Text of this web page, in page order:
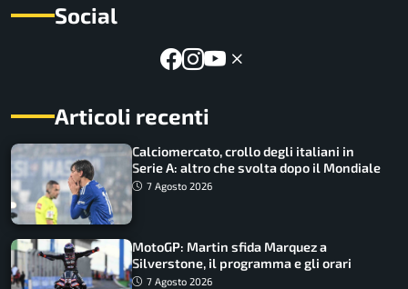
Social
Articoli recenti
Calciomercato, crollo degli italiani in
Serie A: altro che svolta dopo il Mondiale
7 Agosto 2026
MotoGP: Martin sfida Marquez a
Silverstone, il programma e gli orari
7 Agosto 2026